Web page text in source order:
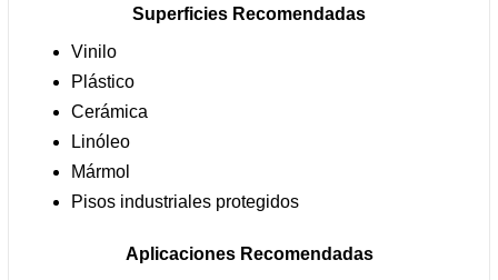
Superficies Recomendadas
Vinilo
Plástico
Cerámica
Linóleo
Mármol
Pisos industriales protegidos
Aplicaciones Recomendadas